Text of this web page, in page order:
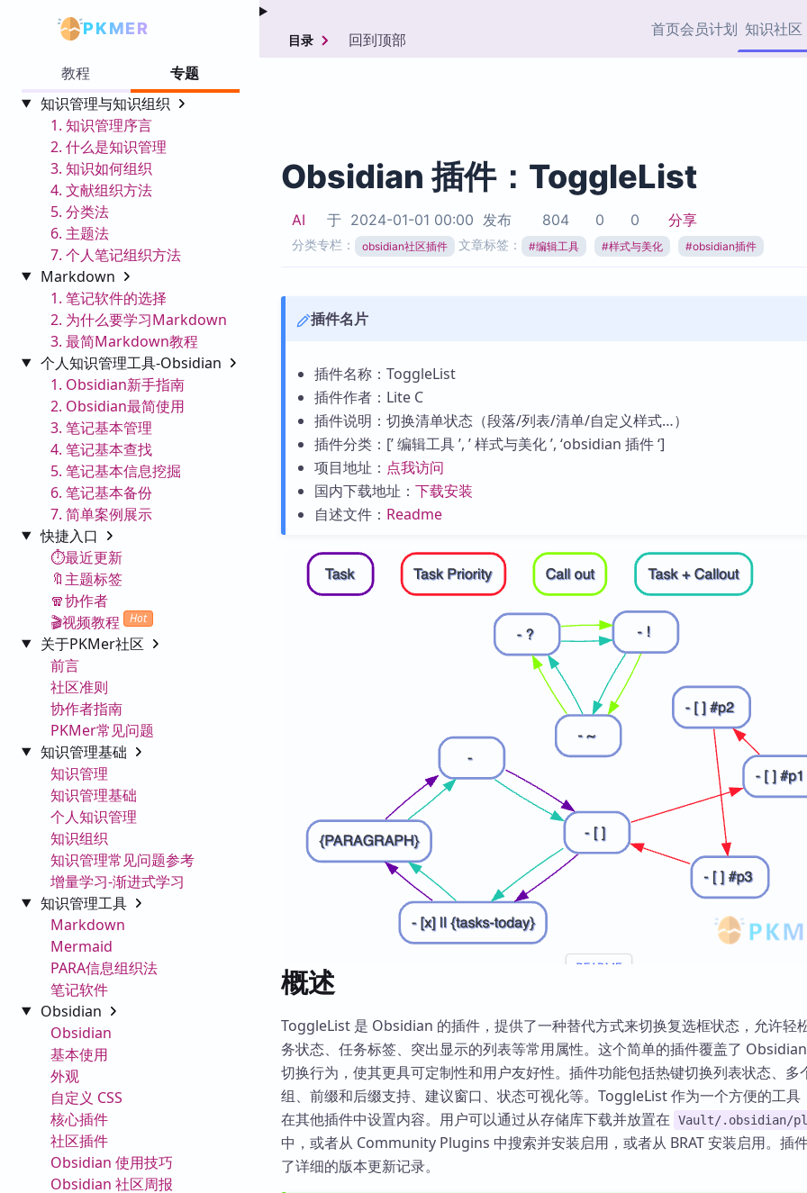
PKMER 首页会员计划 知识社区
热门链接Top5
加速访问 Obsidian 官方
市场
教程
专题
知识管理与知识组织
1. 知识管理序言
2. 什么是知识管理
3. 知识如何组织
4. 文献组织方法
5. 分类法
6. 主题法
7. 个人笔记组织方法
Markdown
1. 笔记软件的选择
2. 为什么要学习Markdown
3. 最简Markdown教程
个人知识管理工具-Obsidian
1. Obsidian新手指南
2. Obsidian最简使用
3. 笔记基本管理
4. 笔记基本查找
5. 笔记基本信息挖掘
6. 笔记基本备份
7. 简单案例展示
快捷入口
⏱️最近更新
🔖主题标签
🧣协作者
🎬视频教程
Hot
关于PKMer社区
前言
社区准则
协作者指南
PKMer常见问题
知识管理基础
知识管理
知识管理基础
个人知识管理
知识组织
知识管理常见问题参考
增量学习-渐进式学习
知识管理工具
Markdown
Mermaid
PARA信息组织法
笔记软件
Obsidian
Obsidian
基本使用
外观
自定义 CSS
核心插件
社区插件
Obsidian 使用技巧
Obsidian 社区周报
目录 回到顶部
Obsidian 插件：ToggleList
AI 于 2024-01-01 00:00 发布 804 0 0 分享
分类专栏： obsidian社区插件 文章标签： #编辑工具 #样式与美化 #obsidian插件
插件名片
插件名称：ToggleList
插件作者：Lite C
插件说明：切换清单状态（段落/列表/清单/自定义样式…）
插件分类：[’ 编辑工具 ’, ’ 样式与美化 ’, ‘obsidian 插件 ‘]
项目地址： 点我访问
国内下载地址： 下载安装
自述文件： Readme
概述
ToggleList 是 Obsidian 的插件，提供了一种替代方式来切换复选框状态，允许轻
务状态、任务标签、突出显示的列表等常用属性。这个简单的插件覆盖了
切换行为，使其更具可定制性和用户友好性。插件功能包括热键切换列表状态、多
组、前缀和后缀支持、建议窗口、状态可视化等。ToggleList 作为一个方便的工具
在其他插件中设置内容。用户可以通过从存储库下载并放置在
Vault/.obsidian/
中，或者从 Community Plugins 中搜索并安装启用，或者从 BRAT 安装启用。插
了详细的版本更新记录。